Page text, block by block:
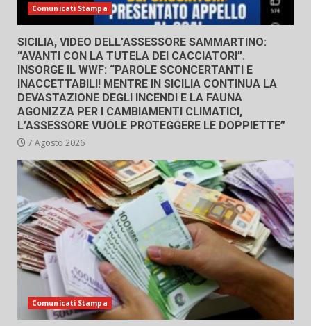
Comunicati Stampa
SICILIA, VIDEO DELL’ASSESSORE SAMMARTINO:
“AVANTI CON LA TUTELA DEI CACCIATORI”.
INSORGE IL WWF: “PAROLE SCONCERTANTI E
INACCETTABILI! MENTRE IN SICILIA CONTINUA LA
DEVASTAZIONE DEGLI INCENDI E LA FAUNA
AGONIZZA PER I CAMBIAMENTI CLIMATICI,
L’ASSESSORE VUOLE PROTEGGERE LE DOPPIETTE”
7 Agosto 2026
Comunicati Stampa